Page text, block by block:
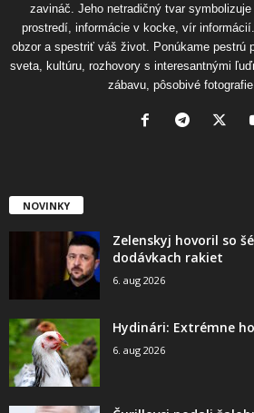
zavináč. Jeho netradičný tvar
prostredí, informácie v kocke, vír
obzor a spestriť váš život. Ponúkame pestrú
sveta, kultúru, rozhovory s interesantnými
zábavu, pôsobivé fotografie
NOVINKY
Zelenskyj hovoril so
dodávkach rakiet
6. aug 2026
Hydinári: Extrémne
6. aug 2026